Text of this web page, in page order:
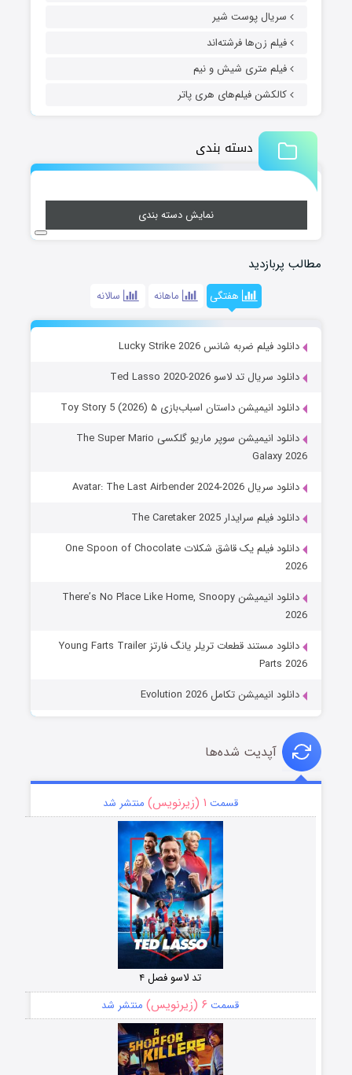
سریال پوست شیر
فیلم زن‌ها فرشته‌اند
فیلم متری شیش و نیم
کالکشن فیلم‌های هری پاتر
دسته بندی
نمایش دسته بندی
مطالب پربازدید
هفتگی ماهانه سالانه
دانلود فیلم ضربه شانس Lucky Strike 2026
دانلود سریال تد لاسو Ted Lasso 2020-2026
دانلود انیمیشن داستان اسباب‌بازی ۵ Toy Story 5 (2026)
دانلود انیمیشن سوپر ماریو گلکسی The Super Mario
Galaxy 2026
دانلود سریال Avatar: The Last Airbender 2024-2026
دانلود فیلم سرایدار The Caretaker 2025
دانلود فیلم یک قاشق شکلات One Spoon of Chocolate
2026
دانلود انیمیشن There’s No Place Like Home, Snoopy
2026
دانلود مستند قطعات تریلر یانگ فارتز Young Farts Trailer
Parts 2026
دانلود انیمیشن تکامل Evolution 2026
آپدیت شده‌ها
قسمت ۱ (زیرنویس) منتشر شد
تد لاسو فصل ۴
قسمت ۶ (زیرنویس) منتشر شد